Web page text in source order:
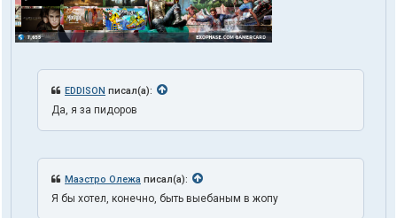
EDDISON писал(а):
Да, я за пидоров
Маэстро Олежа писал(а):
Я бы хотел, конечно, быть выебаным в жопу